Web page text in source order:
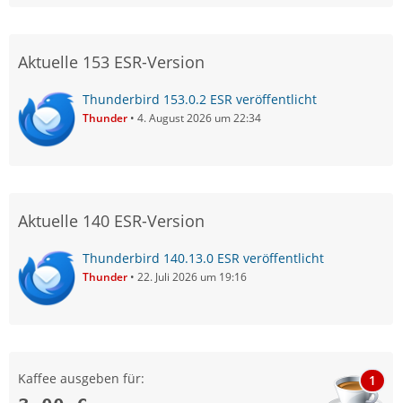
Aktuelle 153 ESR-Version
Thunderbird 153.0.2 ESR veröffentlicht
Thunder 4. August 2026 um 22:34
Aktuelle 140 ESR-Version
Thunderbird 140.13.0 ESR veröffentlicht
Thunder 22. Juli 2026 um 19:16
Kaffee ausgeben für: 1